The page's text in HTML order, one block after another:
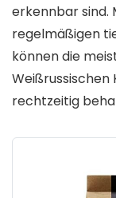
erkennbar sind.
regelmäßigen
können die
rechtzeitig